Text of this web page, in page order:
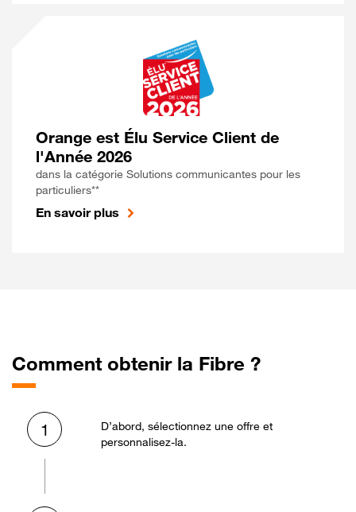
Orange est Élu Service Client de
l'Année 2026
dans la catégorie Solutions communicantes pour les
particuliers**
En savoir plus
Comment obtenir la Fibre ?
1
D’abord, sélectionnez une offre et
personnalisez-la.